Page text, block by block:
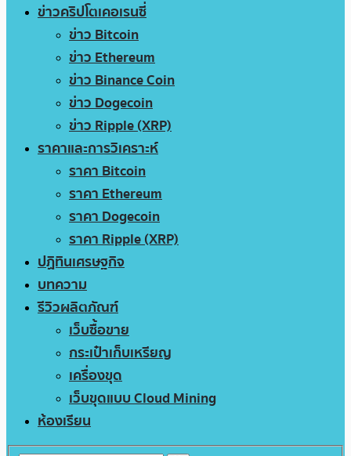
ข่าวคริปโตเคอเรนซี่
ข่าว Bitcoin
ข่าว Ethereum
ข่าว Binance Coin
ข่าว Dogecoin
ข่าว Ripple (XRP)
ราคาและการวิเคราะห์
ราคา Bitcoin
ราคา Ethereum
ราคา Dogecoin
ราคา Ripple (XRP)
ปฏิทินเศรษฐกิจ
บทความ
รีวิวผลิตภัณฑ์
เว็บซื้อขาย
กระเป๋าเก็บเหรียญ
เครื่องขุด
เว็บขุดแบบ Cloud Mining
ห้องเรียน